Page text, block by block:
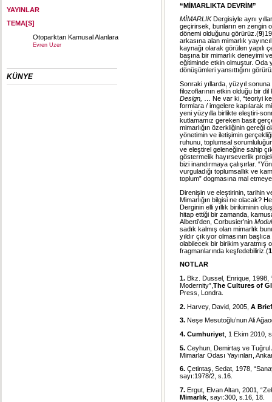
YAYINLAR
TEMA[S]
Otoparktan Kamusal Alanlara
Evren Uzer
KÜNYE
“MİMARLIKTA DEVRİM”
MİMARLIKDergisiyle aynı
geçirirsek, bunların en zengin
dönemi olduğunu görürüz.(9
arkasına alan mimarlık
kaynağı olarak görülen yapılı
başına bir mimarlık deneyimi
eğitiminde etkin olmuştur. Oda
dönüşümleri yansıttığını
Sonraki yıllarda, yüzyıl
filozoflarının etkin olduğu bir
Design,
… Ne var ki, “teoriyi
formlara / imgelere kapılarak
yeni yüzyılla birlikte eleştiri-
kutlamamız gereken basit
mimarlığın özerkliğinin gereği
yönetimin ve iletişimin
ruhunu, toplumsal
ve eleştirel geleneğine sahip
göstermelik hayırseverlik
bizi inandırmaya çalışırlar.
vurguladığı toplumsallık ve
toplum” dogmasına mal
Direnişin ve eleştirinin, tarihin
Mimarlığın bilgisi ne olacak?
Derginin elli yıllık birikiminin
hitap ettiği bir zamanda,
Alberti’den, Corbusier’nin
sadık kalmış olan mimarlık
yıldır çıkıyor olmasının
olabilecek bir birikim yaratmış
fragmanlarında keşfedebiliriz.(
NOTLAR
1. Bkz. Dussel, Enrique, 1998,
Modernity”, The Cultures of
Press, Londra.
2. Harvey, David, 2005, A
3. Neşe Mesutoğlu’nun Ali
4. Cumhuriyet , 1 Ekim 2010,
5. Ceyhun, Demirtaş ve Tuğrul
Mimarlar Odası Yayınları,
6. Çetintaş, Sedat, 1978,
sayı:1978/2, s.16.
7. Ergut, Elvan Altan, 2001,
Mimarlık , sayı:300, s.16, 18.